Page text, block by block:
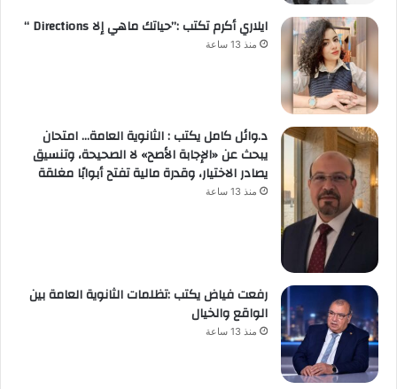
ايلاري أكرم تكتب :”حياتك ماهي إلا Directions “
منذ 13 ساعة
د.وائل كامل يكتب : الثانوية العامة… امتحان
يبحث عن «الإجابة الأصح» لا الصحيحة، وتنسيق
يصادر الاختيار، وقدرة مالية تفتح أبوابًا مغلقة
منذ 13 ساعة
رفعت فياض يكتب :تظلمات الثانوية العامة بين
الواقع والخيال
منذ 13 ساعة